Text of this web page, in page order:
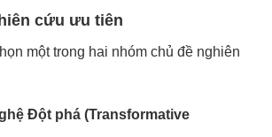
cứu ưu tiên
một trong hai nhóm chủ đề nghiên
Đột phá (Transformative